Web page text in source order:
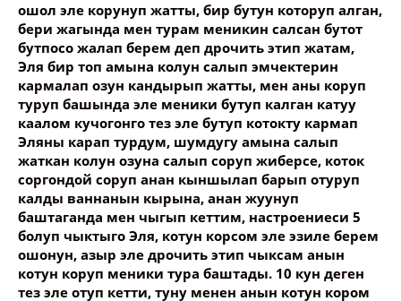
ошол эле корунуп жатты, бир бутун которуп алган,
бери жагында мен турам меникин салсан бутот
бутпосо жалап берем деп дрочить этип жатам,
Эля бир топ амына колун салып эмчектерин
кармалап озун кандырып жатты, мен аны коруп
туруп башында эле меники бутуп калган катуу
каалом кучогонго тез эле бутуп котокту кармап
Эляны карап турдум, шумдугу амына салып
жаткан колун озуна салып соруп жиберсе, коток
соргондой соруп анан кыншылап барып отуруп
калды ваннанын кырына, анан жуунуп
баштаганда мен чыгып кеттим, настроениеси 5
болуп чыктыго Эля, котун корсом эле эзиле берем
ошонун, азыр эле дрочить этип чыксам анын
котун коруп меники тура баштады. 10 кун деген
тез эле отуп кетти, туну менен анын котун кором